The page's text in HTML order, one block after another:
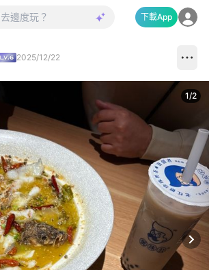
下載App
2025/12/22
1/2